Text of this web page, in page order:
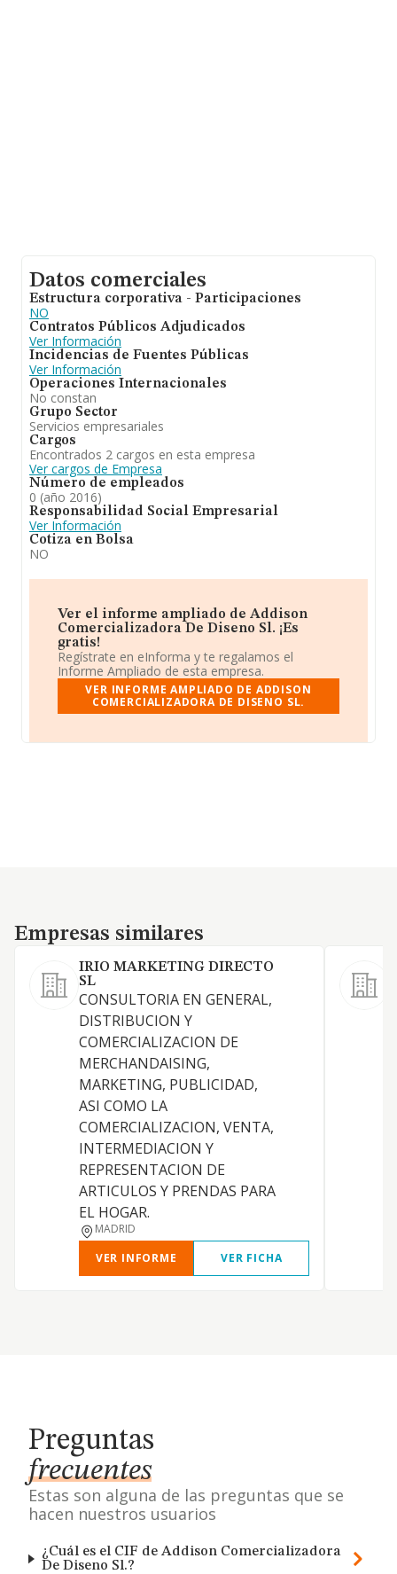
Datos comerciales
Estructura corporativa - Participaciones
NO
Contratos Públicos Adjudicados
Ver Información
Incidencias de Fuentes Públicas
Ver Información
Operaciones Internacionales
No constan
Grupo Sector
Servicios empresariales
Cargos
Encontrados 2 cargos en esta empresa
Ver cargos de Empresa
Número de empleados
0 (año 2016)
Responsabilidad Social Empresarial
Ver Información
Cotiza en Bolsa
NO
Ver el informe ampliado de Addison
Comercializadora De Diseno Sl. ¡Es
gratis!
Regístrate en eInforma y te regalamos el
Informe Ampliado de esta empresa.
VER INFORME AMPLIADO DE ADDISON
COMERCIALIZADORA DE DISENO SL.
Empresas similares
Empresas similares
IRIO MARKETING DIRECTO
SL
CONSULTORIA EN GENERAL,
DISTRIBUCION Y
COMERCIALIZACION DE
MERCHANDAISING,
MARKETING, PUBLICIDAD,
ASI COMO LA
COMERCIALIZACION, VENTA,
INTERMEDIACION Y
REPRESENTACION DE
ARTICULOS Y PRENDAS PARA
EL HOGAR.
MADRID
VER INFORME
VER FICHA
Preguntas
frecuentes
Estas son alguna de las preguntas que se
hacen nuestros usuarios
¿Cuál es el CIF de Addison Comercializadora
De Diseno Sl.?